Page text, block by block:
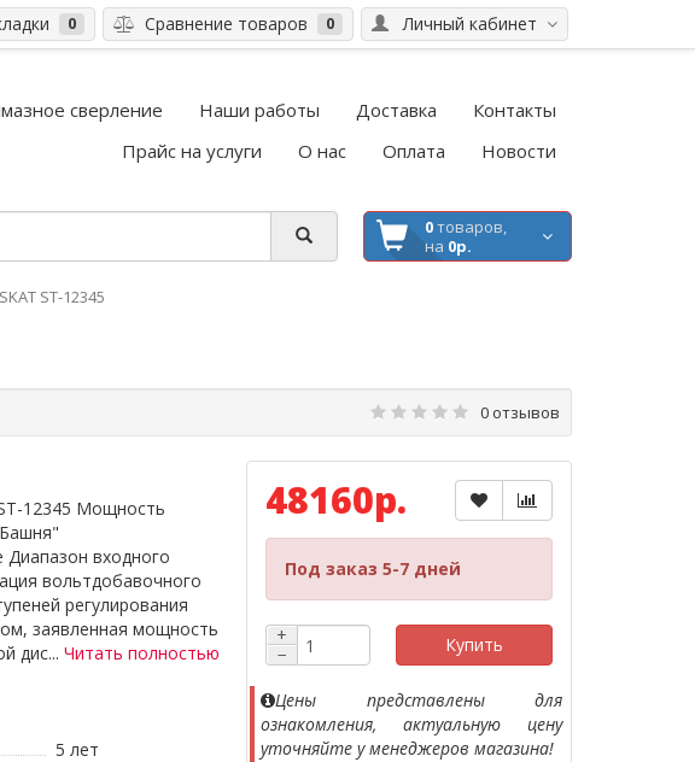
Личный кабинет
0 Сравнение товаров 0
сверление Наши работы Доставка
Контакты
Прайс на услуги
О нас Оплата Новости
0товаров,
на 0р.
ST-12345
0 отзывов
12345 Мощность
входного
вольтдобавочного
регулирования
заявленная мощность
дис... Читать полностью
5 лет
48160р.
Под заказ 5-7 дней
+
−
Купить
Цены представлены для
ознакомления, актуальную цену
уточняйте у менеджеров магазина!